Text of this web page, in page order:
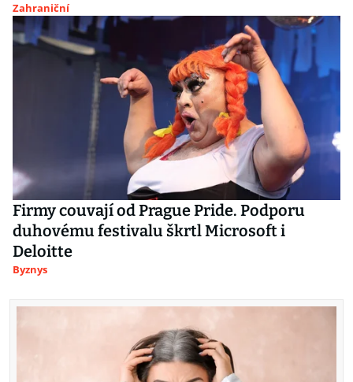
Zahraniční
Firmy couvají od Prague Pride. Podporu
duhovému festivalu škrtl Microsoft i
Deloitte
Byznys